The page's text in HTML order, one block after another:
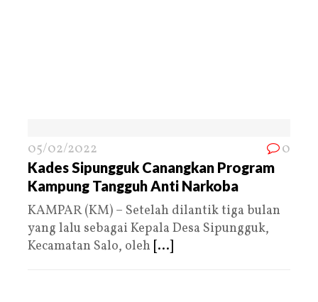
05/02/2022 0
Kades Sipungguk Canangkan Program
Kampung Tangguh Anti Narkoba
KAMPAR (KM) – Setelah dilantik tiga bulan
yang lalu sebagai Kepala Desa Sipungguk,
Kecamatan Salo, oleh [...]